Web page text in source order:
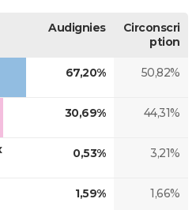
Audignies
Circonscri
ption
67,20% 50,82%
30,69% 44,31%
0,53% 3,21%
1,59% 1,66%